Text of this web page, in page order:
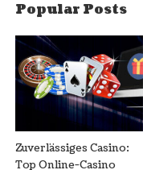
Popular Posts
Zuverlässiges Casino:
Top Online-Casino